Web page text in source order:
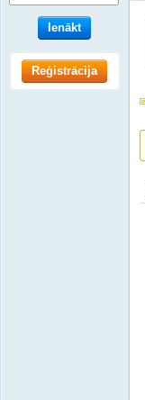
Ienākt
Reģistrācija